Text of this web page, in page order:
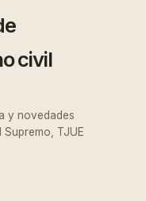
civil
y novedades
Supremo, TJUE